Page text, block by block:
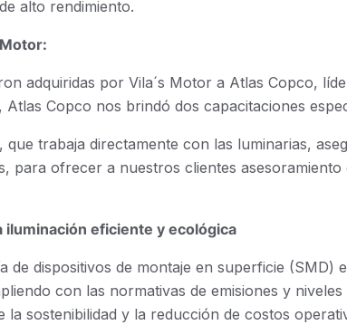
alto rendimiento.
adquiridas por Vila´s Motor a Atlas Copco,
Copco nos brindó dos capacitaciones
trabaja directamente con las luminarias,
para ofrecer a nuestros clientes
iluminación eficiente y ecológica
de dispositivos de montaje en superficie
con las normativas de emisiones y
sostenibilidad y la reducción de costos